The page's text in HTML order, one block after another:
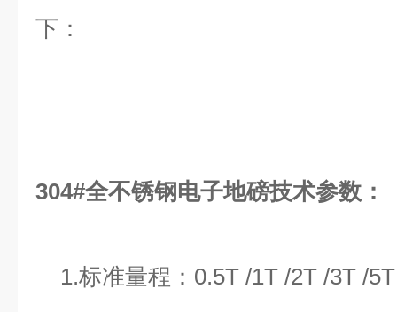
下：
304#全不锈钢电子地磅技术参数：
1.标准量程：0.5T /1T /2T /3T /